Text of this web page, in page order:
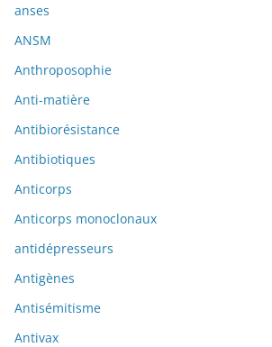
anses
ANSM
Anthroposophie
Anti-matière
Antibiorésistance
Antibiotiques
Anticorps
Anticorps monoclonaux
antidépresseurs
Antigènes
Antisémitisme
Antivax